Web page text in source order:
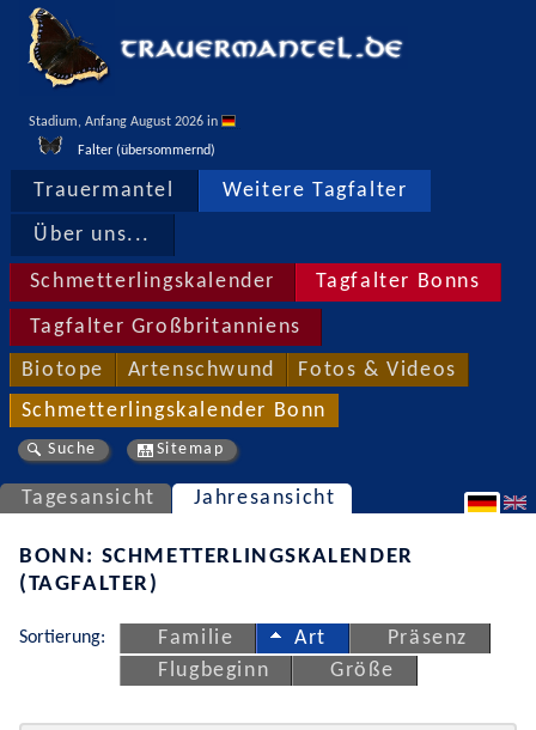
Stadium, Anfang August 2026 in
Falter (übersommernd)
Trauermantel Weitere Tagfalter
Über uns...
Schmetterlingskalender Tagfalter Bonns
Tagfalter Großbritanniens
Biotope Artenschwund Fotos & Videos
Schmetterlingskalender Bonn
Suche Sitemap
Tagesansicht Jahresansicht
BONN: SCHMETTERLINGSKALENDER
(TAGFALTER)
Sortierung: Familie Art
Präsenz
Flugbeginn
Größe